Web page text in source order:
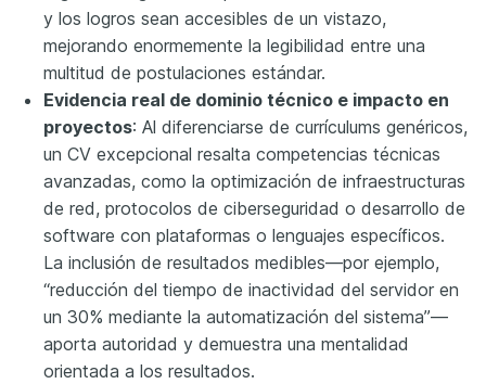
y los logros sean accesibles de un vistazo,
mejorando enormemente la legibilidad entre una
multitud de postulaciones estándar.
Evidencia real de dominio técnico e impacto en
proyectos: Al diferenciarse de currículums genéricos,
un CV excepcional resalta competencias técnicas
avanzadas, como la optimización de infraestructuras
de red, protocolos de ciberseguridad o desarrollo de
software con plataformas o lenguajes específicos.
La inclusión de resultados medibles—por ejemplo,
“reducción del tiempo de inactividad del servidor en
un 30% mediante la automatización del sistema”—
aporta autoridad y demuestra una mentalidad
orientada a los resultados.